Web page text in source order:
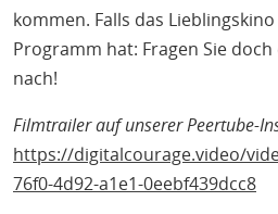
kommen. Falls das
Programm hat: Fragen Sie
nach!
Filmtrailer auf unserer Peertube-
https://digitalcourage.video/
76f0-4d92-a1e1-0eebf439dcc8